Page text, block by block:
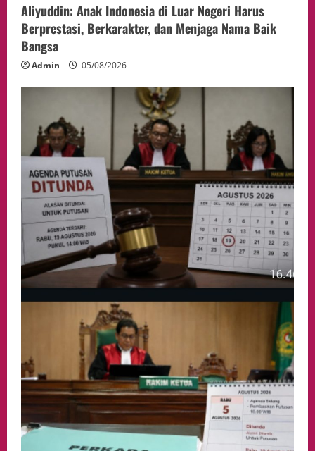
Aliyuddin: Anak Indonesia di Luar Negeri Harus
Berprestasi, Berkarakter, dan Menjaga Nama Baik
Bangsa
Admin 05/08/2026